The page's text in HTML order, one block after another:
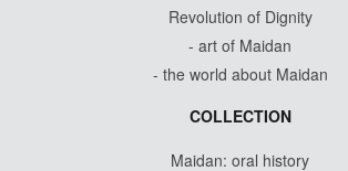
Revolution of Dignity
- art of Maidan
- the world about Maidan
COLLECTION
Maidan: oral history